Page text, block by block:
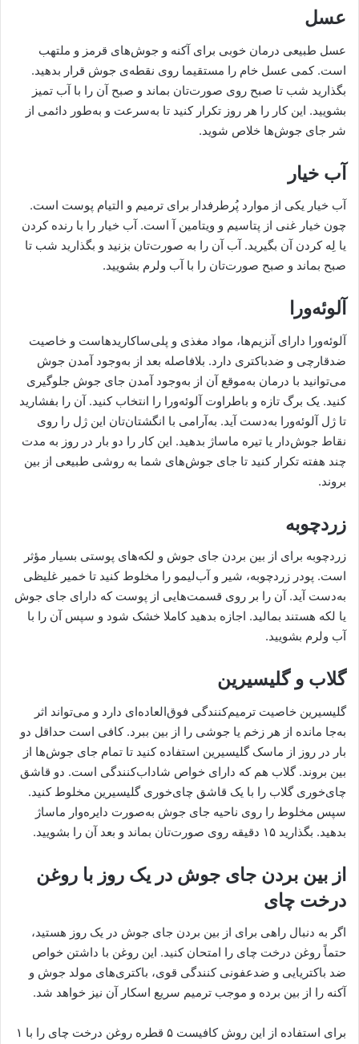
عسل
عسل طبیعی درمان خوبی برای آکنه و جوش‌های قرمز و ملتهب
است. کمی عسل خام را مستقیما روی نقطه‌ی جوش قرار بدهید.
بگذارید شب تا صبح روی صورت‌تان بماند و صبح آن را با آب تمیز
بشویید. این کار را هر روز تکرار کنید تا به‌سرعت و به‌طور دائمی از
شر جای جوش‌ها خلاص شوید.
آب خیار
آب خیار یکی از موارد پُرطرفدار برای ترمیم و التیام پوست است.
چون خیار غنی از پتاسیم و ویتامین آ است. آب خیار را با رنده کردن
یا لِه کردن آن بگیرید. آب آن را به صورت‌تان بزنید و بگذارید شب تا
صبح بماند و صبح صورت‌تان را با آب ولرم بشویید.
آلوئه‌ورا
آلوئه‌ورا دارای آنزیم‌ها، مواد مغذی و پلی‌ساکاریدهاست و خاصیت
ضدقارچی و ضدباکتری دارد. بلافاصله بعد از به‌وجود آمدن جوش
می‌توانید با درمان به‌موقع آن از به‌وجود آمدن جای جوش جلوگیری
کنید. یک برگ تازه و باطراوت آلوئه‌ورا را انتخاب کنید. آن را بفشارید
تا ژل آلوئه‌ورا به‌دست آید. به‌آرامی با انگشتان‌تان این ژل را روی
نقاط جوش‌دار یا تیره ماساژ بدهید. این کار را دو بار در روز به مدت
چند هفته تکرار کنید تا جای جوش‌های شما به روشی طبیعی از بین
بروند.
زردچوبه
زردچوبه برای از بین بردن جای جوش و لکه‌های پوستی بسیار مؤثر
است. پودر زردچوبه، شیر و آب‌لیمو را مخلوط کنید تا خمیر غلیظی
به‌دست آید. آن را بر روی قسمت‌هایی از پوست که دارای جای جوش
یا لکه هستند بمالید. اجازه بدهید کاملا خشک شود و سپس آن را با
آب ولرم بشویید.
گلاب و گلیسیرین
گلیسیرین خاصیت ترمیم‌کنندگی فوق‌العاده‌ای دارد و می‌تواند اثر
به‌جا مانده از هر زخم یا جوشی را از بین ببرد. کافی است حداقل دو
بار در روز از ماسک گلیسیرین استفاده کنید تا تمام جای جوش‌ها از
بین بروند. گلاب هم که دارای خواص شاداب‌کنندگی است. دو قاشق
چای‌خوری گلاب را با یک قاشق چای‌خوری گلیسیرین مخلوط کنید.
سپس مخلوط را روی ناحیه‌ جای جوش به‌صورت دایره‌وار ماساژ
بدهید. بگذارید ۱۵ دقیقه روی صورت‌تان بماند و بعد آن را بشویید.
از بین بردن جای جوش در یک روز با روغن
درخت چای
اگر به دنبال راهی برای از بین بردن جای جوش در یک روز هستید،
حتماً روغن درخت چای را امتحان کنید. این روغن با داشتن خواص
ضد باکتریایی و ضدعفونی کنندگی قوی، باکتری‌های مولد جوش و
آکنه را از بین برده و موجب ترمیم سریع اسکار آن نیز خواهد شد.
برای استفاده از این روش کافیست ۵ قطره روغن درخت چای را با ۱